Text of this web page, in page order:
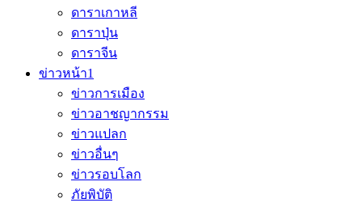
ดาราเกาหลี
ดาราปุ่น
ดาราจีน
ข่าวหน้า1
ข่าวการเมือง
ข่าวอาชญากรรม
ข่าวแปลก
ข่าวอื่นๆ
ข่าวรอบโลก
ภัยพิบัติ